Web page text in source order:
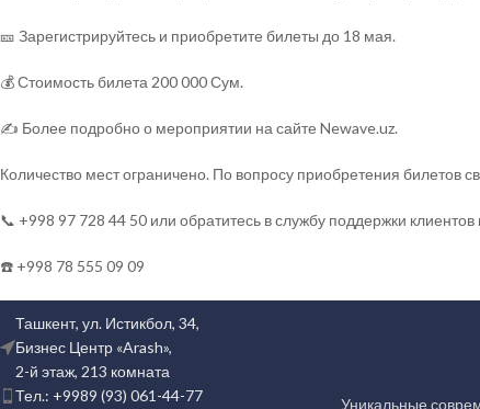
🎫 Зарегистрируйтесь и приобретите билеты до 18 мая.
💰 Стоимость билета 200 000 Сум.
✍️ Более подробно о мероприятии на сайте Newave.uz.
Количество мест ограничено. По вопросу приобретения
📞 +998 97 728 44 50 или обратитесь в службу поддержки
☎️ +998 78 555 09 09
Ташкент, ул. Истикбол, 34,
Бизнес Центр «Arash»,
2-й этаж, 213 комната
Тел.: +9989 (93) 061-44-77
Уникальные